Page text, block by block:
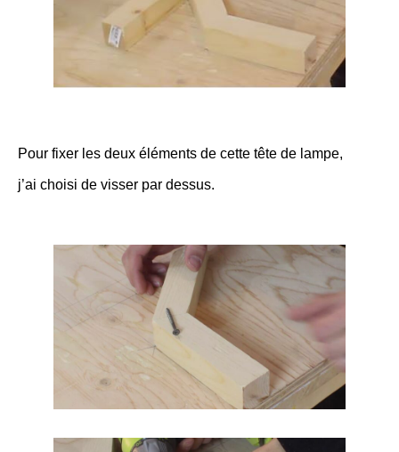
Pour fixer les deux éléments de cette tête de lampe,
j’ai choisi de visser par dessus.